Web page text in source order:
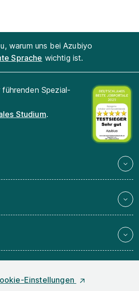
warum uns bei Azubiyo
Sprache wichtig ist.
Spezial-
Studium.
Einstellungen